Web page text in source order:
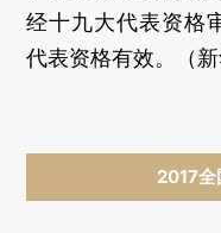
经十九大代表资格
代表资格有效。（
2017全